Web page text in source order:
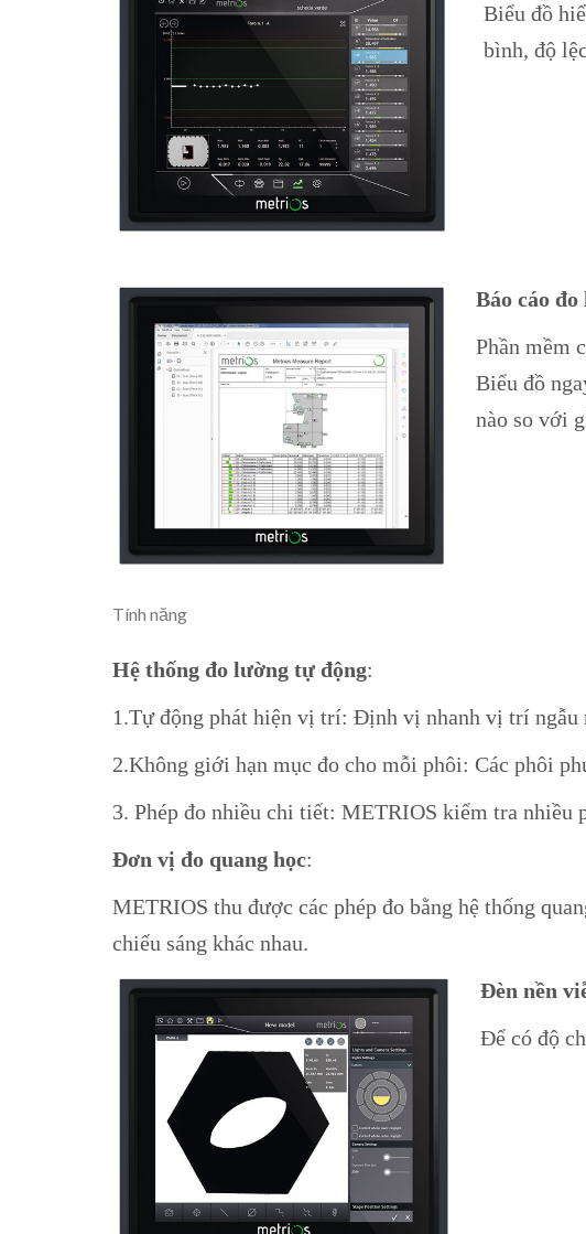
Biểu đồ
bình, độ
Báo cáo
Phần mềm
Biểu đồ
nào so với
Tính năng
Hệ thống đo lường tự động:
1.Tự động phát hiện vị trí: Định vị nhanh vị trí ngẫu
2.Không giới hạn mục đo cho mỗi phôi: Các phôi
3. Phép đo nhiều chi tiết: METRIOS kiểm tra nhiều
Đơn vị đo quang học:
METRIOS thu được các phép đo bằng hệ thống
chiếu sáng khác nhau.
Đèn nền
Để có độ